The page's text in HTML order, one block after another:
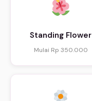
Standing Flower
Mulai Rp 350.000